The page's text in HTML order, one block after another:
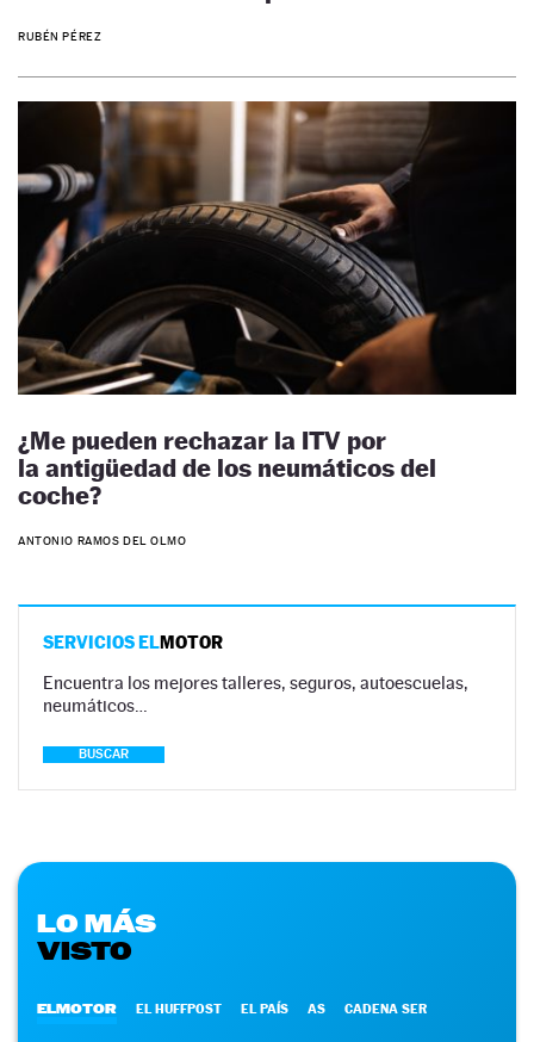
RUBÉN PÉREZ
¿Me pueden rechazar la ITV por
la antigüedad de los neumáticos del
coche?
ANTONIO RAMOS DEL OLMO
SERVICIOS ELMOTOR
Encuentra los mejores talleres, seguros, autoescuelas,
neumáticos…
BUSCAR
LO MÁS
VISTO
ELMOTOR EL HUFFPOST EL PAÍS AS CADENA SER